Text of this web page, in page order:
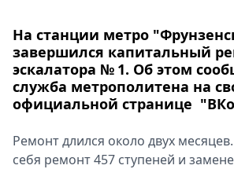
На станции метро
завершился капитальный
эскалатора № 1. Об этом
служба метрополитена на
официальной странице
Ремонт длился около двух
себя ремонт 457 ступеней и